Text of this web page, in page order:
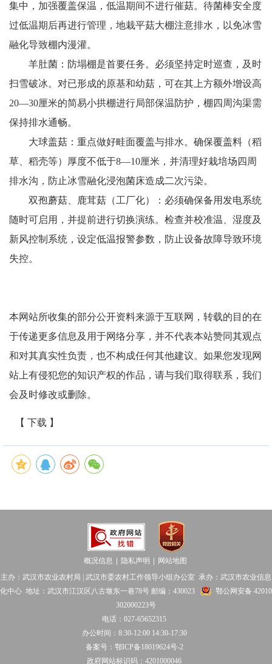
集中，加强覆盖保温，低温期间不进行催菇。待菌棒安全度
过低温期后再进行管理，地栽平菇大棚注意排水，以免冰雪
融化导致棚内漫灌。
羊肚菌：防塌棚是首要任务。必须坚持定时巡查，及时
扫雪破冰。对已形成的原基和幼菇，可在其上方额外增设高
20—30厘米的简易小拱棚进行局部保温防护，棚四周沟渠需
保持排水通畅。
大球盖菇：重点做好畦面覆盖与排水。确保覆盖料（稻
草、稻壳等）厚度不低于8—10厘米，并清理好栽培场四周
排水沟，防止冰雪融化浸泡菌床造成二次污染。
双孢蘑菇、鹿茸菇（工厂化）：必须确保备用发电系统
随时可启用，并提前进行切换演练。检查并校准温、湿度及
新风控制系统，设定低温报警参数，防止设备故障导致环境
失控。
本网站所收集的部分公开资料来源于互联网，转载的目的在
于传递更多信息及用于网络分享，并不代表本站赞同其观点
和对其真实性负责，也不构成任何其他建议。如果您发现网
站上有侵犯您的知识产权的作品，请与我们取得联系，我们
会及时修改或删除。
【 下载 】
概况信息 隐私声明
网站地图
主办：武汉市农业农村局 | 武汉市委农村工作领导小组办公室 承办：武汉市农业信息
化中心 地址：武汉市江汉区八古墩东一巷78号 邮编：430023
鄂公网安备 42010
302000223号
电话：027-65652315
办公时间：8:30-12:00 14:30-17:30
备案号：鄂ICP备18019624号-2
政府网站标识码：4201000046